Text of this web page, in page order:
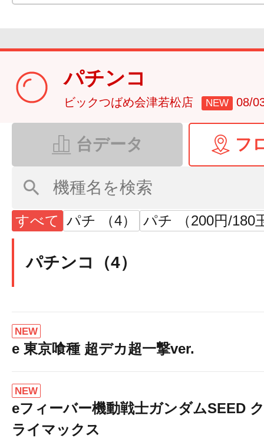
パチンコ
ビックつばめ会津若松店 NEW 08/
台データ フ
すべて パチ （4） パチ （200円/180
パチンコ（4）
NEW
e 東京喰種 超デカ超一撃ver.
NEW
eフィーバー機動戦士ガンダムSEED ク
ライマックス